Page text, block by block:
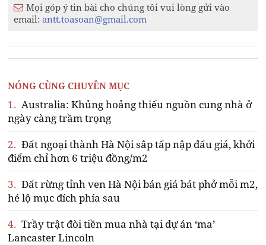
Mọi góp ý tin bài cho chúng tôi vui lòng gửi vào
email:antt.toasoan@gmail.com
NÓNG CÙNG CHUYÊN MỤC
1. Australia: Khủng hoảng thiếu nguồn cung nhà ở
ngày càng trầm trọng
2. Đất ngoại thành Hà Nội sắp tấp nập đấu giá, khởi
điểm chỉ hơn 6 triệu đồng/m2
3. Đất rừng tỉnh ven Hà Nội bán giá bát phở mỗi m2,
hé lộ mục đích phía sau
4. Trầy trật đòi tiền mua nhà tại dự án ‘ma’
Lancaster Lincoln